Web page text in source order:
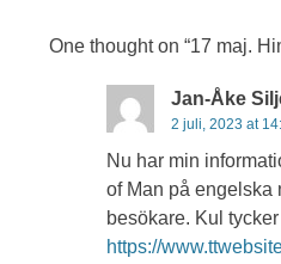
One thought on “17 maj.
Jan-Åke
2 juli, 2023 at
Nu har min
of Man på engelska
besökare. Kul
https://